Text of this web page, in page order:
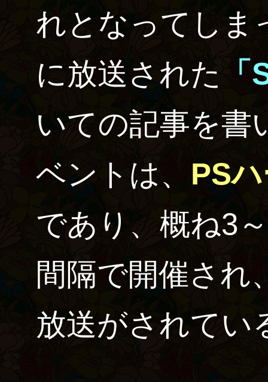
れとなってしま
に放送された
いての記事を書
ベントは、 PS
であり、概ね3
間隔で開催され
放送がされてい